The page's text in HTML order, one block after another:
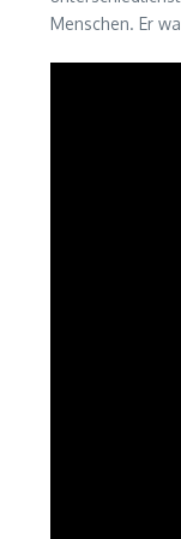
Menschen. Er